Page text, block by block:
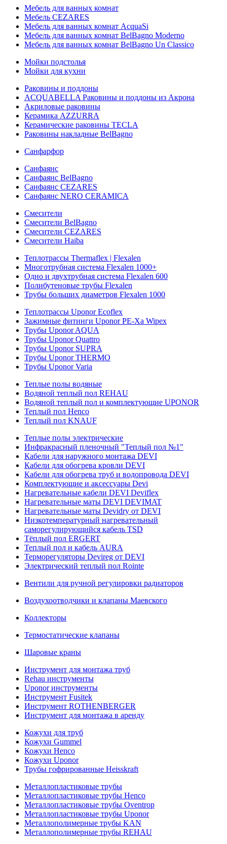
Мебель для ванных комнат
Мебель CEZARES
Мебель для ванных комнат AcquaSi
Мебель для ванных комнат BelBagno Moderno
Мебель для ванных комнат BelBagno Un Classico
Мойки подстолья
Мойки для кухни
Раковины и поддоны
ACQUABELLA Раковины и поддоны из Акрона
Акриловые раковины
Керамика AZZURRA
Керамические раковины TECLA
Раковины накладные BelBagno
Санфарфор
Санфаянс
Санфаянс BelBagno
Санфаянс CEZARES
Санфаянс NERO CERAMICA
Смесители
Смесители BelBagno
Смесители CEZARES
Смесители Haiba
Теплотрассы Thermaflex | Flexalen
Многотрубная система Flexalen 1000+
Одно и двухтрубная система Flexalen 600
Полибутеновые трубы Flexalen
Трубы больших диаметров Flexalen 1000
Теплотрассы Uponor Ecoflex
Зажимные фитинги Uponor PE-Xa Wipex
Трубы Uponor AQUA
Трубы Uponor Quattro
Трубы Uponor SUPRA
Трубы Uponor THERMO
Трубы Uponor Varia
Теплые полы водяные
Водяной теплый пол REHAU
Водяной теплый пол и комплектующие UPONOR
Теплый пол Henco
Теплый пол KNAUF
Теплые полы электрические
Инфракрасный пленочный "Теплый пол №1"
Кабели для наружного монтажа DEVI
Кабели для обогрева кровли DEVI
Кабели для обогрева труб и водопровода DEVI
Комплектующие и аксессуары Devi
Нагревательные кабели DEVI Deviflex
Нагревательные маты DEVI DEVIMAT
Нагревательные маты Devidry от DEVI
Низкотемпературный нагревательный
саморегулирующийся кабель TSD
Тёплый пол ERGERT
Теплый пол и кабель AURA
Терморегуляторы Devireg от DEVI
Электрический теплый пол Rointe
Вентили для ручной регулировки радиаторов
Воздухоотводчики и клапаны Маевского
Коллекторы
Термостатические клапаны
Шаровые краны
Инструмент для монтажа труб
Rehau инструменты
Uponor инструменты
Инструмент Fusitek
Инструмент ROTHENBERGER
Инструмент для монтажа в аренду
Кожухи для труб
Кожухи Gummel
Кожухи Henco
Кожухи Uponor
Трубы гофрированные Heisskraft
Металлопластиковые трубы
Металлопластиковые трубы Henco
Металлопластиковые трубы Oventrop
Металлопластиковые трубы Uponor
Металлополимерные трубы KAN
Металлополимерные трубы REHAU